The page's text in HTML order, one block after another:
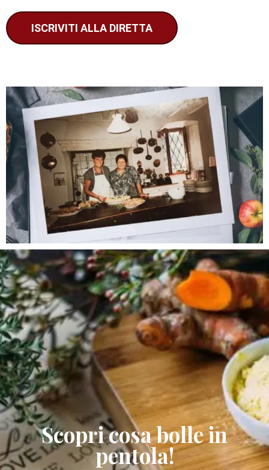
ISCRIVITI ALLA DIRETTA
Scopri cosa bolle in
pentola!